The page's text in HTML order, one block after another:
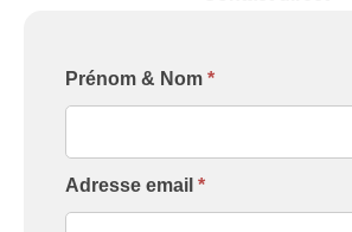
Formulaire
[Contact
Prénom & Nom *
Adresse email *